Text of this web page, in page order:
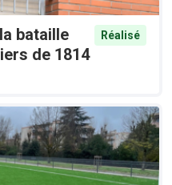
bataille
de 1814
Réalisé